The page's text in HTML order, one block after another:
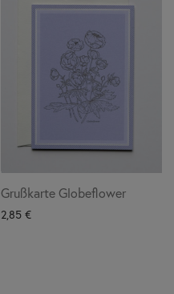
Grußkarte Globeflower
2,85 €